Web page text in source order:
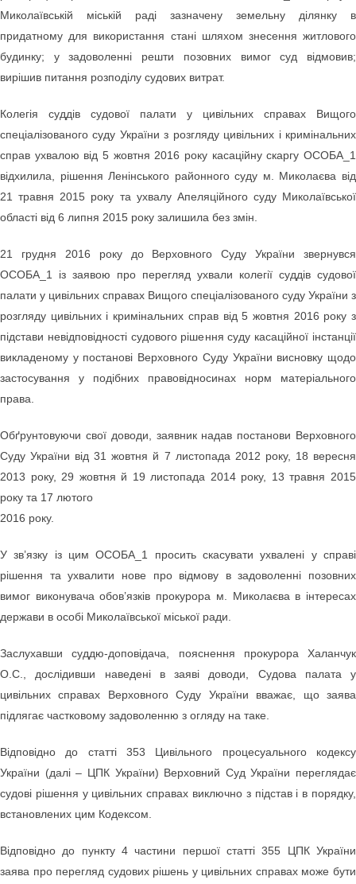
Миколаївській міській раді зазначену земельну ділянку в
придатному для використання стані шляхом знесення житлового
будинку; у задоволенні решти позовних вимог суд відмовив;
вирішив питання розподілу судових витрат.
Колегія суддів судової палати у цивільних справах Вищого
спеціалізованого суду України з розгляду цивільних і кримінальних
справ ухвалою від 5 жовтня 2016 року касаційну скаргу ОСОБА_1
відхилила, рішення Ленінського районного суду м. Миколаєва від
21 травня 2015 року та ухвалу Апеляційного суду Миколаївської
області від 6 липня 2015 року залишила без змін.
21 грудня 2016 року до Верховного Суду України звернувся
ОСОБА_1 із заявою про перегляд ухвали колегії суддів судової
палати у цивільних справах Вищого спеціалізованого суду України з
розгляду цивільних і кримінальних справ від 5 жовтня 2016 року з
підстави невідповідності судового рішення суду касаційної інстанції
викладеному у постанові Верховного Суду України висновку щодо
застосування у подібних правовідносинах норм матеріального
права.
Обґрунтовуючи свої доводи, заявник надав постанови Верховного
Суду України від 31 жовтня й 7 листопада 2012 року, 18 вересня
2013 року, 29 жовтня й 19 листопада 2014 року, 13 травня 2015
року та 17 лютого
2016 року.
У зв’язку із цим ОСОБА_1 просить скасувати ухвалені у справі
рішення та ухвалити нове про відмову в задоволенні позовних
вимог виконувача обов’язків прокурора м. Миколаєва в інтересах
держави в особі Миколаївської міської ради.
Заслухавши суддю-доповідача, пояснення прокурора Халанчук
О.С., дослідивши наведені в заяві доводи, Судова палата у
цивільних справах Верховного Суду України вважає, що заява
підлягає частковому задоволенню з огляду на таке.
Відповідно до статті 353 Цивільного процесуального кодексу
України (далі – ЦПК України) Верховний Суд України переглядає
судові рішення у цивільних справах виключно з підстав і в порядку,
встановлених цим Кодексом.
Відповідно до пункту 4 частини першої статті 355 ЦПК України
заява про перегляд судових рішень у цивільних справах може бути